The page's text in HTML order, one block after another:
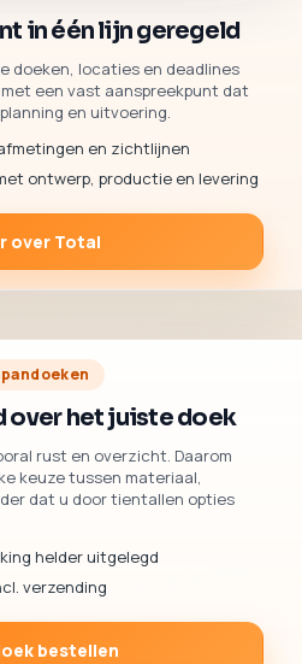
in één lijn geregeld
doeken, locaties en deadlines
een vast aanspreekpunt dat
en uitvoering.
en zichtlijnen
ontwerp, productie en levering
over Total
over het juiste doek
rust en overzicht. Daarom
keuze tussen materiaal,
dat u door tientallen opties
helder uitgelegd
verzending
bestellen